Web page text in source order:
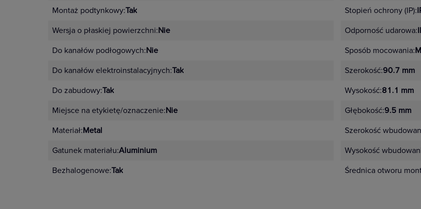
Montaż podtynkowy:Tak
Wersja o płaskiej powierzchni:Nie
Do kanałów podłogowych:Nie
Do kanałów elektroinstalacyjnych:Tak
Do zabudowy:Tak
Miejsce na etykietę/oznaczenie:Nie
Materiał:Metal
Gatunek materiału:Aluminium
Bezhalogenowe:Tak
Stopień ochrony (IP):
Odporność udarowa:
Sposób mocowania:
Szerokość:90.7 mm
Wysokość:81.1 mm
Głębokość:9.5 mm
Szerokość
Wysokość
Średnica otworu